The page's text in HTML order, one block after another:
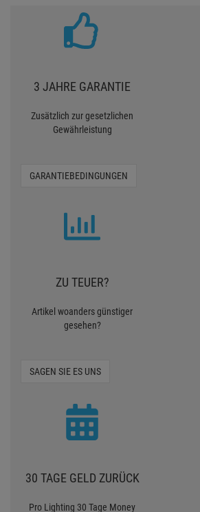
3 JAHRE GARANTIE
Zusätzlich zur gesetzlichen
Gewährleistung
GARANTIEBEDINGUNGEN
ZU TEUER?
Artikel woanders günstiger
gesehen?
SAGEN SIE ES UNS
30 TAGE GELD ZURÜCK
Pro Lighting 30 Tage Money